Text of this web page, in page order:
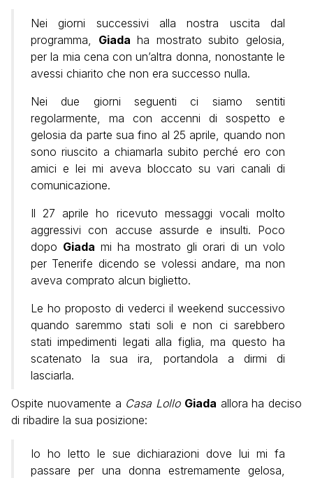
Nei giorni successivi alla nostra uscita dal
programma, Giada ha mostrato subito gelosia,
per la mia cena con un’altra donna, nonostante le
avessi chiarito che non era successo nulla.
Nei due giorni seguenti ci siamo sentiti
regolarmente, ma con accenni di sospetto e
gelosia da parte sua fino al 25 aprile, quando non
sono riuscito a chiamarla subito perché ero con
amici e lei mi aveva bloccato su vari canali di
comunicazione.
Il 27 aprile ho ricevuto messaggi vocali molto
aggressivi con accuse assurde e insulti. Poco
dopo Giada mi ha mostrato gli orari di un volo
per Tenerife dicendo se volessi andare, ma non
aveva comprato alcun biglietto.
Le ho proposto di vederci il weekend successivo
quando saremmo stati soli e non ci sarebbero
stati impedimenti legati alla figlia, ma questo ha
scatenato la sua ira, portandola a dirmi di
lasciarla.
Ospite nuovamente a Casa Lollo Giada allora ha deciso
di ribadire la sua posizione:
Io ho letto le sue dichiarazioni dove lui mi fa
passare per una donna estremamente gelosa,